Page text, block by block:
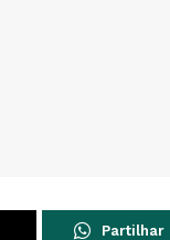
Partilhar